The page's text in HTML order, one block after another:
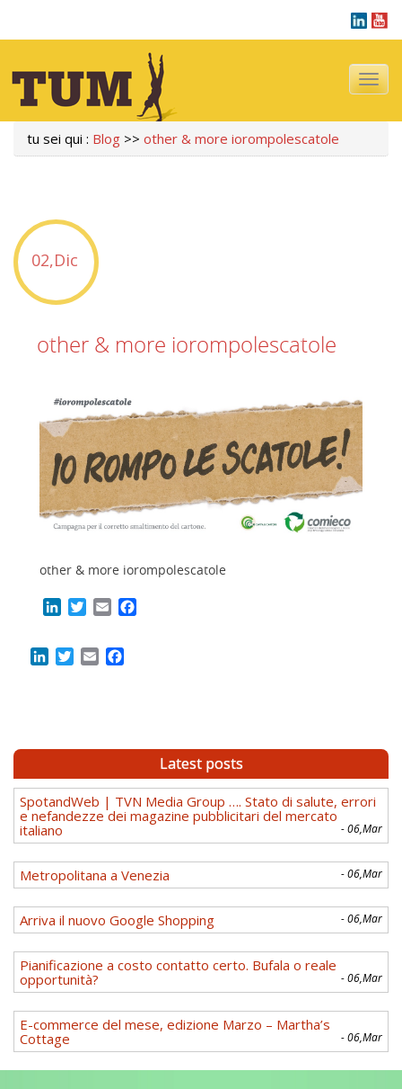
tu sei qui : Blog >> other & more iorompolescatole
02,Dic
other & more iorompolescatole
other & more iorompolescatole
LinkedInTwitterEmail
LinkedInTwitter
Email
Latest posts
SpotandWeb | TVN Media Group …. Stato di salute, errori
e nefandezze dei magazine pubblicitari del mercato
italiano
- 06,Mar
Metropolitana a Venezia - 06,Mar
Arriva il nuovo Google Shopping - 06,Mar
Pianificazione a costo contatto certo. Bufala o reale
opportunità?
- 06,Mar
E-commerce del mese, edizione Marzo – Martha’s
Cottage
- 06,Mar